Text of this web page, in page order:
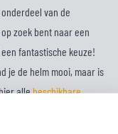
van de
zoek bent naar een
fantastische keuze!
je de helm mooi, maar is
allebeschikbare